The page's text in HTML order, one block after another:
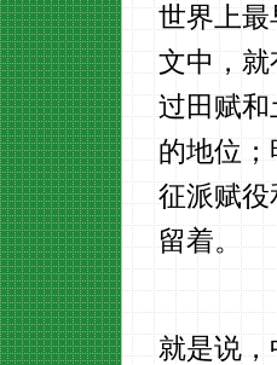
世界上
文中，
过田赋
的地位
征派赋
留着。
就是说